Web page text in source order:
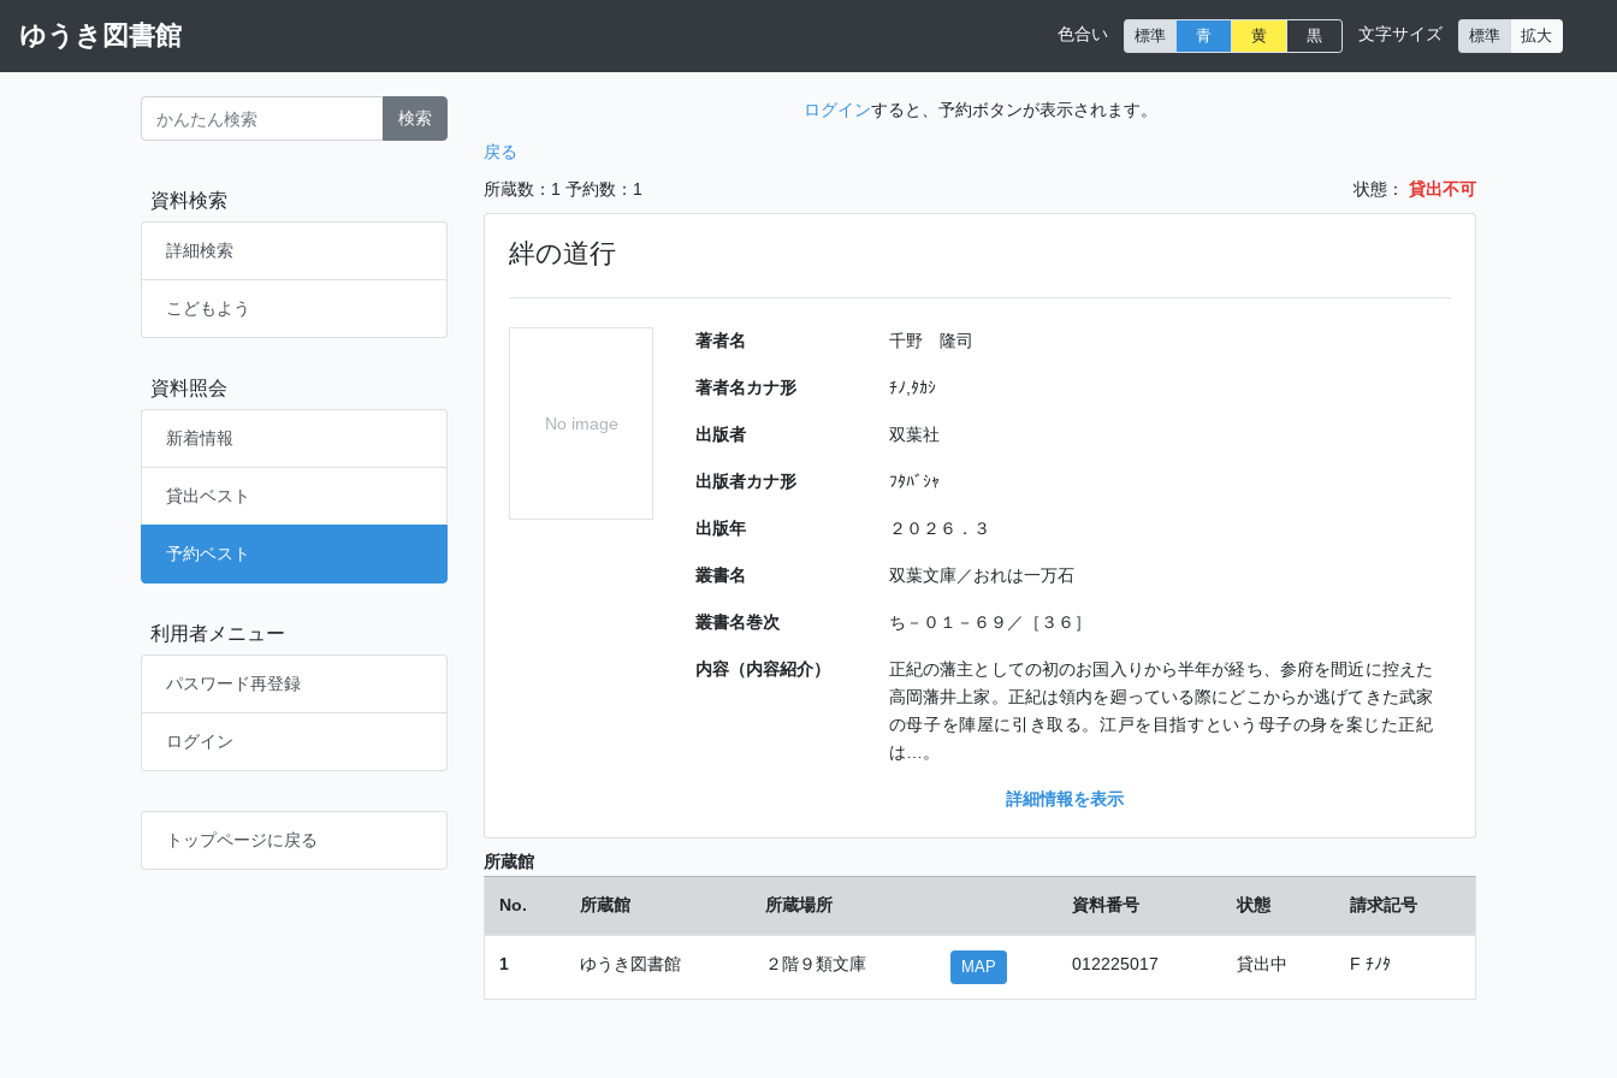
ゆうき図書館 色合い 標準 青 黄 黒 文字サイズ 標準 拡大
検索
資料検索
詳細検索
こどもよう
資料照会
新着情報
貸出ベスト
予約ベスト
利用者メニュー
パスワード再登録
ログイン
トップページに戻る
ログインすると、予約ボタンが表示されます。
戻る
所蔵数：1 予約数：1 状態： 貸出不可
絆の道行
No image
著者名 千野 隆司
著者名カナ形 ﾁﾉ,ﾀｶｼ
出版者 双葉社
出版者カナ形 ﾌﾀﾊﾞｼｬ
出版年 ２０２６．３
叢書名 双葉文庫／おれは一万石
叢書名巻次 ち－０１－６９／［３６］
内容（内容紹介）
正紀の藩主としての初のお国入りから半年が経ち、参府を間近に控えた
高岡藩井上家。正紀は領内を廻っている際にどこからか逃げてきた武家
の母子を陣屋に引き取る。江戸を目指すという母子の身を案じた正紀
は…。
詳細情報を表示
所蔵館
No. 所蔵館 所蔵場所 資料番号 状態 請求記号
1 ゆうき図書館 ２階９類文庫 MAP 012225017 貸出中 F ﾁﾉﾀ